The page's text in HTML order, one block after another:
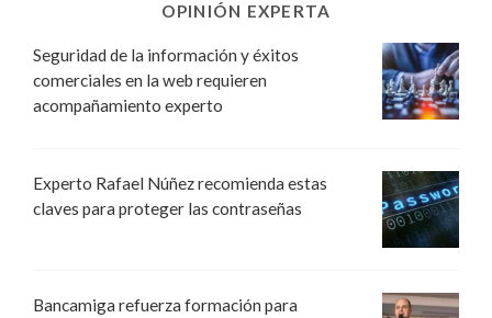
OPINIÓN EXPERTA
Seguridad de la información y éxitos
comerciales en la web requieren
acompañamiento experto
Experto Rafael Núñez recomienda estas
claves para proteger las contraseñas
Bancamiga refuerza formación para